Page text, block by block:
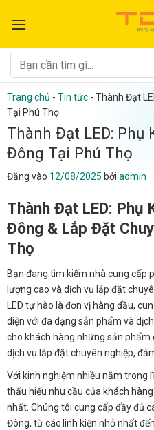
qua
dung
Tìm
kiếm:
Trang chủ - Tin tức - Thành Đạt
Tại Phú Thọ
Thành Đạt LED: Phụ
Đông Tại Phú Thọ
Đăng vào 12/08/2025 bởi admin
Thành Đạt LED: Phụ
Đông & Lắp Đặt
Thọ
Bạn đang tìm kiếm nhà cung cấp
lượng cao và dịch vụ lắp đặt
LED tự hào là đơn vị hàng đầu,
diện với đa dạng sản phẩm và
cho khách hàng những sản phẩm
dịch vụ lắp đặt chuyên nghiệp,
Với kinh nghiệm nhiều năm trong
thấu hiểu nhu cầu của khách
nhất. Chúng tôi cung cấp đầy đủ
Đông, từ các linh kiện nhỏ nhất